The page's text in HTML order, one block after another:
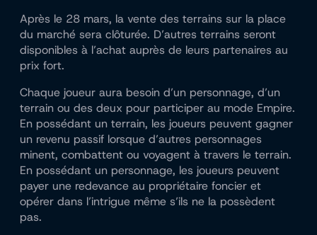
Après le 28 mars, la vente des terrains sur la place
du marché sera clôturée. D’autres terrains seront
disponibles à l’achat auprès de leurs partenaires au
prix fort.
Chaque joueur aura besoin d’un personnage, d’un
terrain ou des deux pour participer au mode Empire.
En possédant un terrain, les joueurs peuvent gagner
un revenu passif lorsque d’autres personnages
minent, combattent ou voyagent à travers le terrain.
En possédant un personnage, les joueurs peuvent
payer une redevance au propriétaire foncier et
opérer dans l’intrigue même s’ils ne la possèdent
pas.